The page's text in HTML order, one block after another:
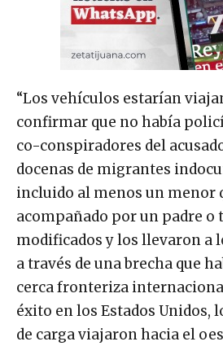
“Los vehículos estarían
confirmar que no había
co-conspiradores del
docenas de migrantes
incluido al menos un menor
acompañado por un padre o
modificados y los llevaron a
a través de una brecha que
cerca fronteriza
éxito en los Estados Unidos,
de carga viajaron hacia el